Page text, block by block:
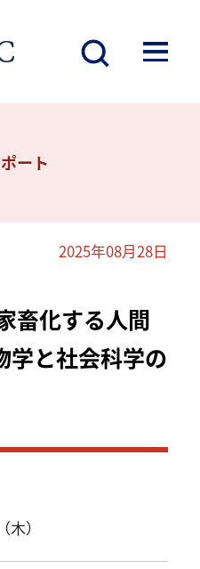
ート
2025年08月28日
畜化する人間
学と社会科学の
）